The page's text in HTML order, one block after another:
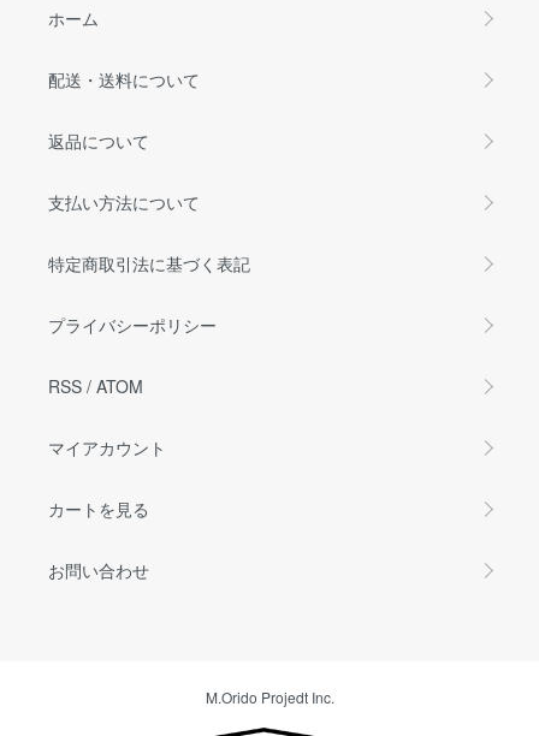
ホーム
配送・送料について
返品について
支払い方法について
特定商取引法に基づく表記
プライバシーポリシー
RSS / ATOM
マイアカウント
カートを見る
お問い合わせ
M.Orido Projedt Inc.